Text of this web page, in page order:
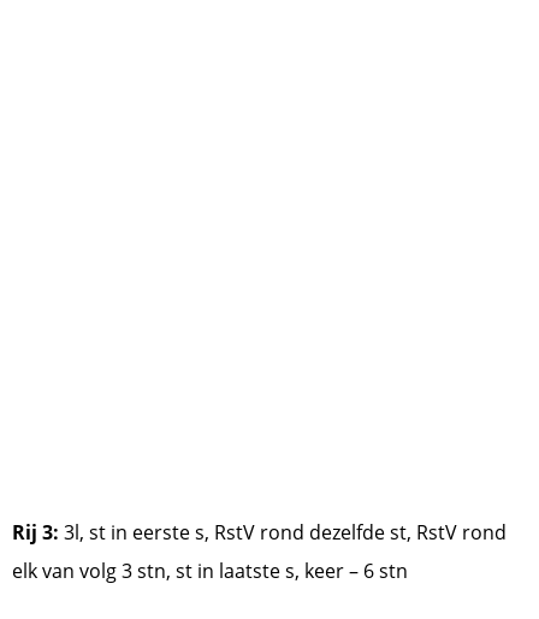
Rij 3: 3l, st in eerste s, RstV rond dezelfde st, RstV rond
elk van volg 3 stn, st in laatste s, keer – 6 stn